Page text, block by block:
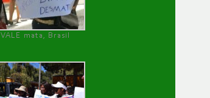
VALE mata, Brasil